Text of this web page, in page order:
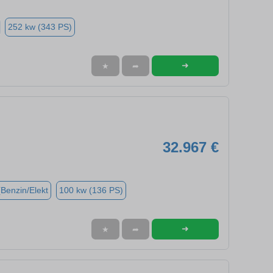
252 kw (343 PS)
★ ➦ ➜
32.967 €
Elekt 100 kw (136 PS)
★ ➦ ➜